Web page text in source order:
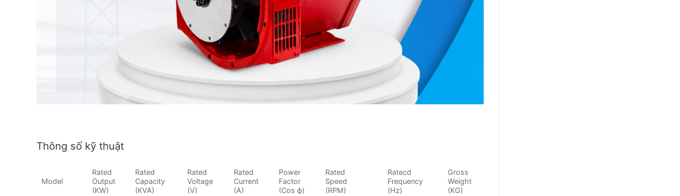
Thông số kỹ thuật
Model
Rated
Output
(KW)
Rated
Capacity
(KVA)
Rated
Voltage
(V)
Rated
Current
(A)
Power
Factor
(Cos ϕ)
Rated
Speed
(RPM)
Ratecd
Frequency
(Hz)
Gross
Weight
(KG)